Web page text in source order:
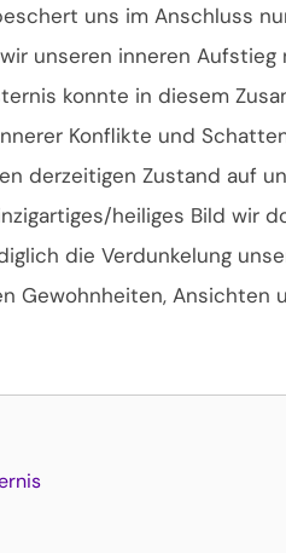
uns im Anschluss
unseren inneren Aufstieg
konnte in diesem
Konflikte und
derzeitigen Zustand auf
heiliges Bild wir
die Verdunkelung
Gewohnheiten, Ansichten